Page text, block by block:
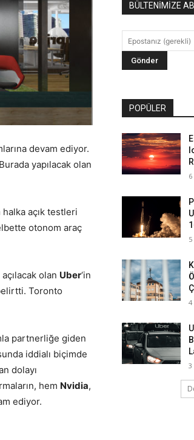
devam ediyor.
Burada yapılacak olan
halka açık testleri
otonom araç
açılacak olan Uber‘in
Toronto
partnerliğe giden
iddialı biçimde
dolayı
hem Nvidia,
ediyor.
BÜLTENİMİZE
POPÜLER
4
3